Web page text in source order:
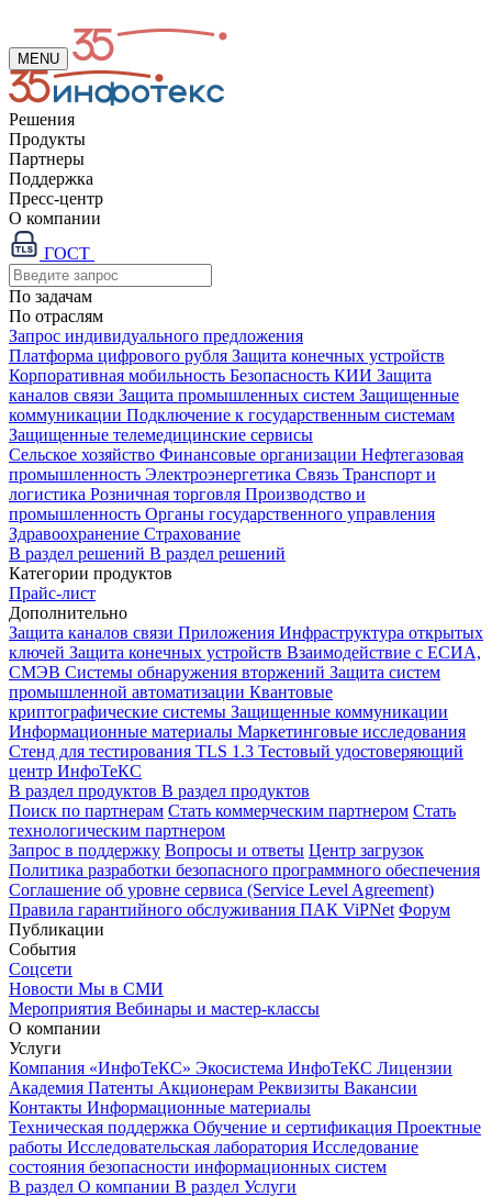
MENU
Решения
Продукты
Партнеры
Поддержка
Пресс-центр
О компании
ГОСТ
По задачам
По отраслям
Запрос индивидуального предложения
Платформа цифрового рубля Защита конечных устройств
Корпоративная мобильность Безопасность КИИ Защита
каналов связи Защита промышленных систем Защищенные
коммуникации Подключение к государственным системам
Защищенные телемедицинские сервисы
Сельское хозяйство Финансовые организации Нефтегазовая
промышленность Электроэнергетика Связь Транспорт и
логистика Розничная торговля Производство и
промышленность Органы государственного управления
Здравоохранение Страхование
В раздел решений В раздел решений
Категории продуктов
Прайс-лист
Дополнительно
Защита каналов связи Приложения Инфраструктура открытых
ключей Защита конечных устройств Взаимодействие с ЕСИА,
СМЭВ Системы обнаружения вторжений Защита систем
промышленной автоматизации Квантовые
криптографические системы Защищенные коммуникации
Информационные материалы Маркетинговые исследования
Стенд для тестирования TLS 1.3 Тестовый удостоверяющий
центр ИнфоТеКС
В раздел продуктов В раздел продуктов
Поиск по партнерам Стать коммерческим партнером Стать
технологическим партнером
Запрос в поддержку Вопросы и ответы Центр загрузок
Политика разработки безопасного программного обеспечения
Соглашение об уровне сервиса (Service Level Agreement)
Правила гарантийного обслуживания ПАК ViPNet Форум
Публикации
События
Соцсети
Новости Мы в СМИ
Мероприятия Вебинары и мастер-классы
О компании
Услуги
Компания «ИнфоТеКС» Экосистема ИнфоТеКС Лицензии
Академия Патенты Акционерам Реквизиты Вакансии
Контакты Информационные материалы
Техническая поддержка Обучение и сертификация Проектные
работы Исследовательская лаборатория Исследование
состояния безопасности информационных систем
В раздел О компании В раздел Услуги